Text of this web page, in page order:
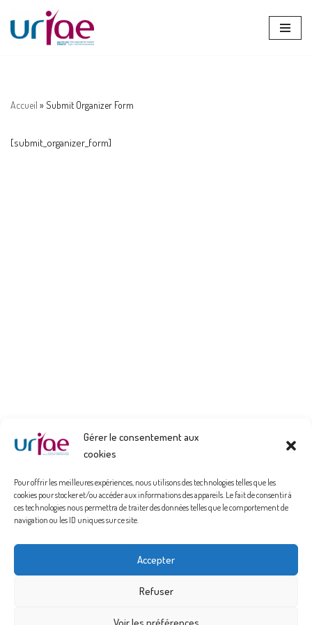
Gérer le consentement aux
cookies
Pour offrir les meilleures expériences, nous utilisons des technologies telles que les
cookies pour stocker et/ou accéder aux informations des appareils. Le fait de consentir à
ces technologies nous permettra de traiter des données telles que le comportement de
navigation ou les ID uniques sur ce site.
Accepter
Refuser
Voir les préférences
Aller
Accueil » Submit Organizer Form
[submit_organizer_form]
Politique de confidentialité
Mentions Légales